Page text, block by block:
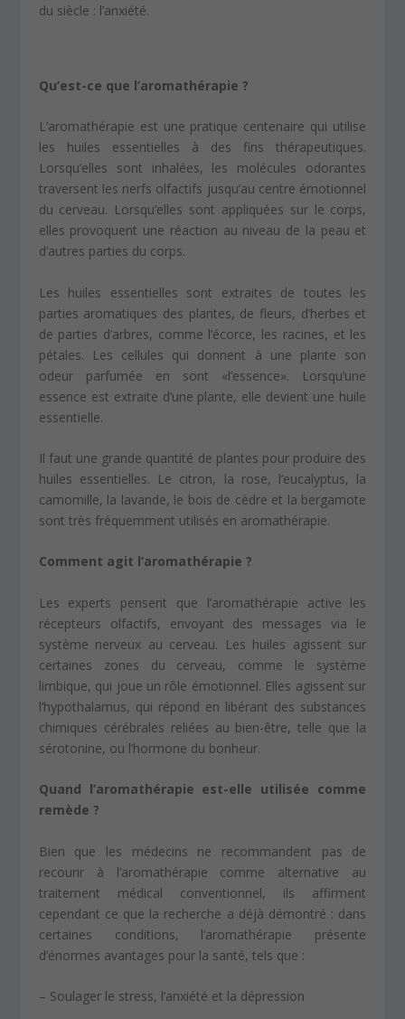
du siècle : l’anxiété.
Qu’est-ce que l’aromathérapie ?
L’aromathérapie est une pratique centenaire qui utilise
les huiles essentielles à des fins thérapeutiques.
Lorsqu’elles sont inhalées, les molécules odorantes
traversent les nerfs olfactifs jusqu’au centre émotionnel
du cerveau. Lorsqu’elles sont appliquées sur le corps,
elles provoquent une réaction au niveau de la peau et
d’autres parties du corps.
Les huiles essentielles sont extraites de toutes les
parties aromatiques des plantes, de fleurs, d’herbes et
de parties d’arbres, comme l’écorce, les racines, et les
pétales. Les cellules qui donnent à une plante son
odeur parfumée en sont «l’essence». Lorsqu’une
essence est extraite d’une plante, elle devient une huile
essentielle.
Il faut une grande quantité de plantes pour produire des
huiles essentielles. Le citron, la rose, l’eucalyptus, la
camomille, la lavande, le bois de cèdre et la bergamote
sont très fréquemment utilisés en aromathérapie.
Comment agit l’aromathérapie ?
Les experts pensent que l’aromathérapie active les
récepteurs olfactifs, envoyant des messages via le
système nerveux au cerveau. Les huiles agissent sur
certaines zones du cerveau, comme le système
limbique, qui joue un rôle émotionnel. Elles agissent sur
l’hypothalamus, qui répond en libérant des substances
chimiques cérébrales reliées au bien-être, telle que la
sérotonine, ou l’hormone du bonheur.
Quand l’aromathérapie est-elle utilisée comme
remède ?
Bien que les médecins ne recommandent pas de
recourir à l’aromathérapie comme alternative au
traitement médical conventionnel, ils affirment
cependant ce que la recherche a déjà démontré : dans
certaines conditions, l’aromathérapie présente
d’énormes avantages pour la santé, tels que :
– Soulager le stress, l’anxiété et la dépression